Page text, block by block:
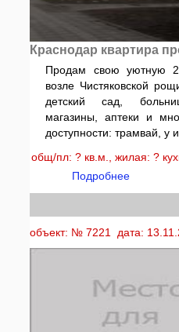
Краснодар квартира
Продам свою уютную
возле Чистяковской
детский сад,
магазины, аптеки и
доступности: трамвай, у и
общ/пл: ? кв.м., жилая: ?
Подробнее
объект: № 7221 дата: